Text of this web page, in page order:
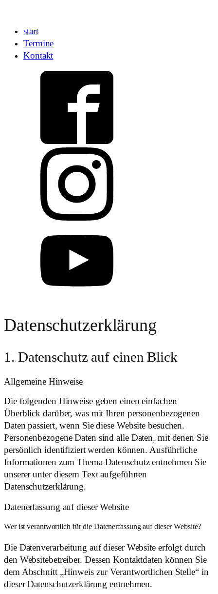
start
Termine
Kontakt
Datenschutzerklärung
1. Datenschutz auf einen Blick
Allgemeine Hinweise
Die folgenden Hinweise geben einen einfachen
Überblick darüber, was mit Ihren personenbezogenen
Daten passiert, wenn Sie diese Website besuchen.
Personenbezogene Daten sind alle Daten, mit denen Sie
persönlich identifiziert werden können. Ausführliche
Informationen zum Thema Datenschutz entnehmen Sie
unserer unter diesem Text aufgeführten
Datenschutzerklärung.
Datenerfassung auf dieser Website
Wer ist verantwortlich für die Datenerfassung auf dieser Website?
Die Datenverarbeitung auf dieser Website erfolgt durch
den Websitebetreiber. Dessen Kontaktdaten können Sie
dem Abschnitt „Hinweis zur Verantwortlichen Stelle“ in
dieser Datenschutzerklärung entnehmen.